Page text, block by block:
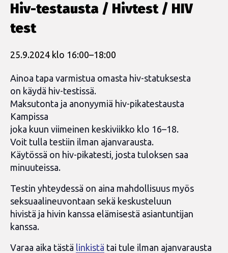
Hiv-testausta / Hivtest / HIV
test
25.9.2024 klo 16:00–18:00
Ainoa tapa varmistua omasta hiv-statuksesta
on käydä hiv-testissä.
Maksutonta ja anonyymiä hiv-pikatestausta
Kampissa
joka kuun viimeinen keskiviikko klo 16–18.
Voit tulla testiin ilman ajanvarausta.
Käytössä on hiv-pikatesti, josta tuloksen saa
minuuteissa.
Testin yhteydessä on aina mahdollisuus myös
seksuaalineuvontaan sekä keskusteluun
hivistä ja hivin kanssa elämisestä asiantuntijan
kanssa.
Varaa aika tästä linkistä tai tule ilman ajanvarausta